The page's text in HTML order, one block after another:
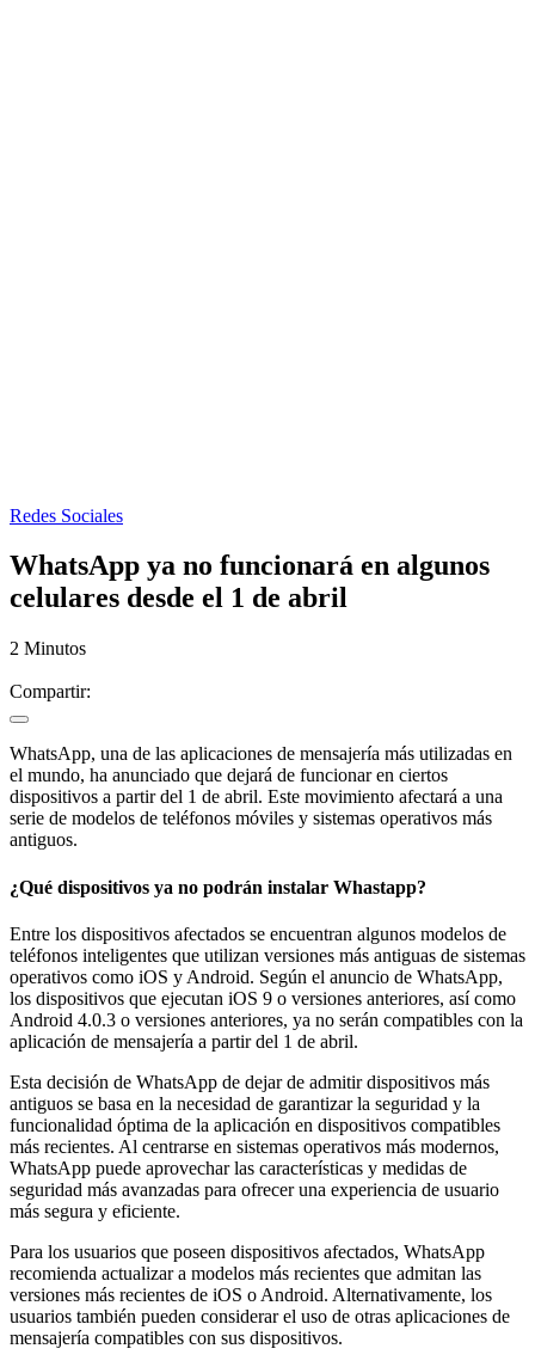
Redes Sociales
WhatsApp ya no funcionará en algunos
celulares desde el 1 de abril
2 Minutos
Compartir:
WhatsApp, una de las aplicaciones de mensajería más utilizadas en
el mundo, ha anunciado que dejará de funcionar en ciertos
dispositivos a partir del 1 de abril. Este movimiento afectará a una
serie de modelos de teléfonos móviles y sistemas operativos más
antiguos.
¿Qué dispositivos ya no podrán instalar Whastapp?
Entre los dispositivos afectados se encuentran algunos modelos de
teléfonos inteligentes que utilizan versiones más antiguas de sistemas
operativos como iOS y Android. Según el anuncio de WhatsApp,
los dispositivos que ejecutan iOS 9 o versiones anteriores, así como
Android 4.0.3 o versiones anteriores, ya no serán compatibles con la
aplicación de mensajería a partir del 1 de abril.
Esta decisión de WhatsApp de dejar de admitir dispositivos más
antiguos se basa en la necesidad de garantizar la seguridad y la
funcionalidad óptima de la aplicación en dispositivos compatibles
más recientes. Al centrarse en sistemas operativos más modernos,
WhatsApp puede aprovechar las características y medidas de
seguridad más avanzadas para ofrecer una experiencia de usuario
más segura y eficiente.
Para los usuarios que poseen dispositivos afectados, WhatsApp
recomienda actualizar a modelos más recientes que admitan las
versiones más recientes de iOS o Android. Alternativamente, los
usuarios también pueden considerar el uso de otras aplicaciones de
mensajería compatibles con sus dispositivos.